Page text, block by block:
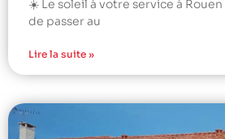
☀️ Le soleil à votre service à
de passer au
Lire la suite »